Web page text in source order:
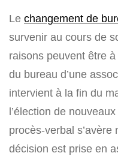
Le changement de
survenir au cours de
raisons peuvent être
du bureau d’une
intervient à la fin du
l’élection de
procès-verbal
décision est prise en